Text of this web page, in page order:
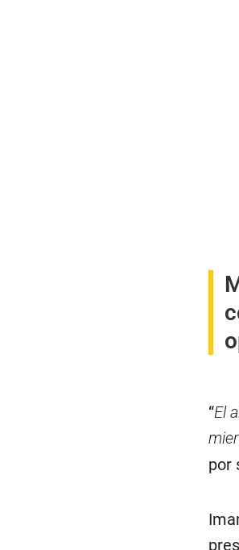
“El
por